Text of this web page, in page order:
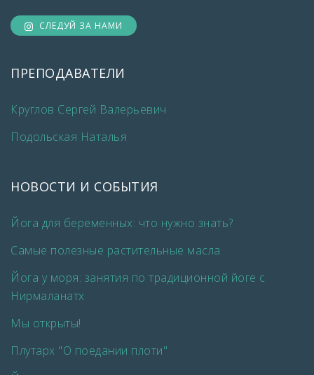
СЛЕДУЙ ЗА НАМИ
ПРЕПОДАВАТЕЛИ
Круглов Сергей Валерьевич
Подольская Наталья
НОВОСТИ И СОБЫТИЯ
Йога для беременных: что нужно знать?
Самые полезные растительные масла
Йога у моря: занятия по традиционной йоге с
Нирмаланатх
Мы открыты!
Плутарх "О поедании плоти"